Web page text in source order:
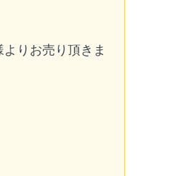
りお売り頂きま